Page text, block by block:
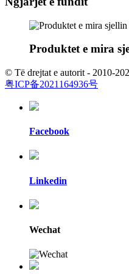
Produktet e mira
© Të drejtat e autorit - 2010-
粤ICP备2021164936号
Facebook
Linkedin
Wechat